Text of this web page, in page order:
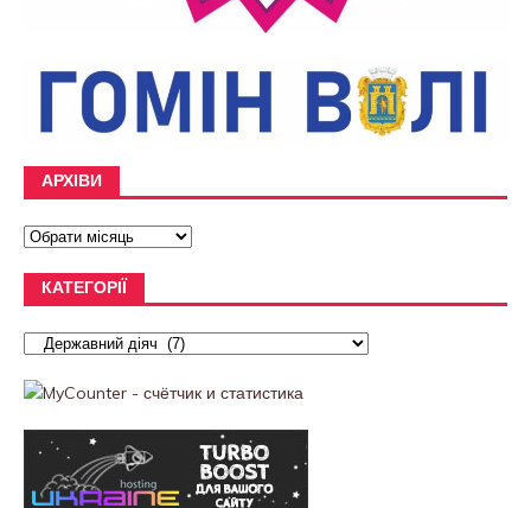
АРХІВИ
КАТЕГОРІЇ